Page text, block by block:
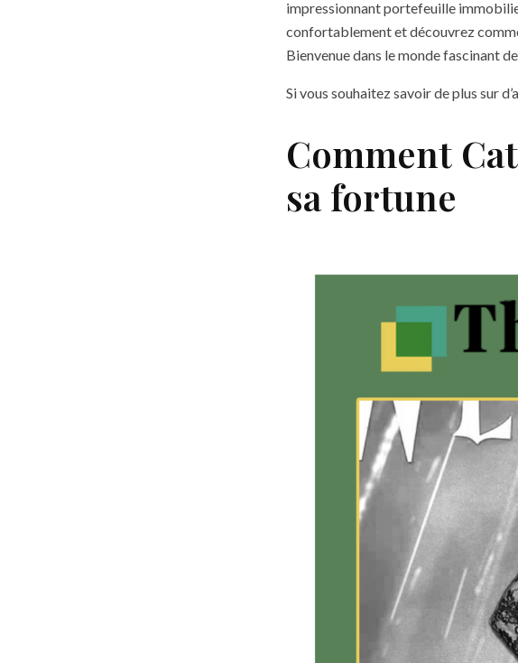
impressionnant portefeuille
confortablement et découvrez
Bienvenue dans le monde fascinant
Si vous souhaitez savoir de plus sur
Comment
sa fortune